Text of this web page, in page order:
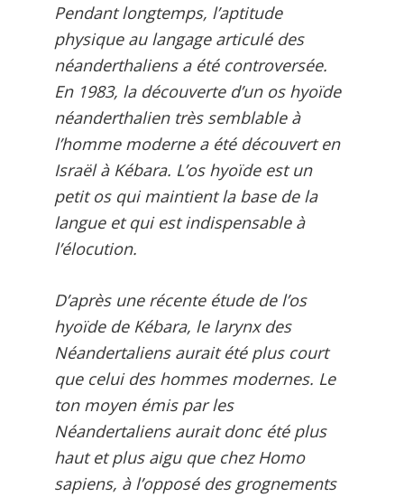
Pendant longtemps, l’aptitude
physique au langage articulé des
néanderthaliens a été controversée.
En 1983, la découverte d’un os hyoïde
néanderthalien très semblable à
l’homme moderne a été découvert en
Israël à Kébara. L’os hyoïde est un
petit os qui maintient la base de la
langue et qui est indispensable à
l’élocution.
D’après une récente étude de l’os
hyoïde de Kébara, le larynx des
Néandertaliens aurait été plus court
que celui des hommes modernes. Le
ton moyen émis par les
Néandertaliens aurait donc été plus
haut et plus aigu que chez Homo
sapiens, à l’opposé des grognements